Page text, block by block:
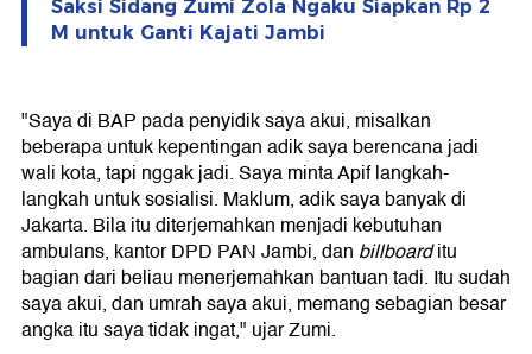
Saksi Sidang Zumi Zola Ngaku Siapkan Rp 2
M untuk Ganti Kajati Jambi
"Saya di BAP pada penyidik saya akui, misalkan
beberapa untuk kepentingan adik saya berencana jadi
wali kota, tapi nggak jadi. Saya minta Apif langkah-
langkah untuk sosialisi. Maklum, adik saya banyak di
Jakarta. Bila itu diterjemahkan menjadi kebutuhan
ambulans, kantor DPD PAN Jambi, dan billboarditu
bagian dari beliau menerjemahkan bantuan tadi. Itu sudah
saya akui, dan umrah saya akui, memang sebagian besar
angka itu saya tidak ingat," ujar Zumi.